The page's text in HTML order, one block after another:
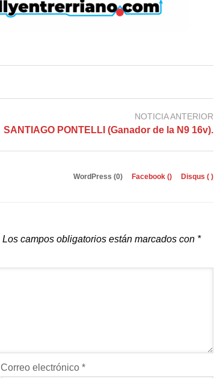
NOTICIA ANTERIOR
SANTIAGO PONTELLI (Ganador de la N9 16v).
WordPress (0) Facebook () Disqus ( )
Los campos obligatorios están marcados con *
Correo electrónico *